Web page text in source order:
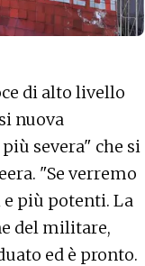
di alto livello
nuova
severa" che si
"Se verremo
più potenti. La
del militare,
ed è pronto.